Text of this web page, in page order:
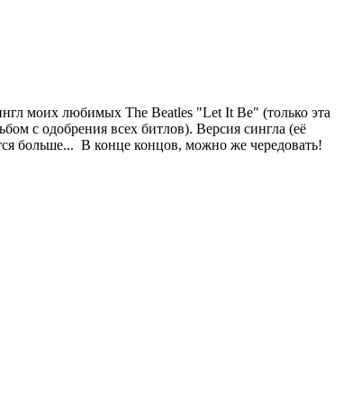
моих любимых The Beatles "Let It Be" (только эта
с одобрения всех битлов). Версия сингла (её
больше... В конце концов, можно же чередовать!